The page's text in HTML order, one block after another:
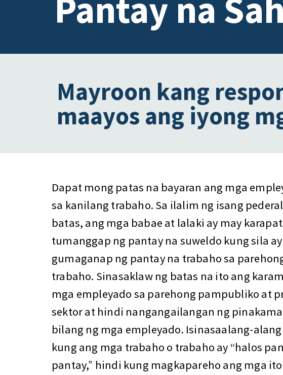
Pantay na
Mayroon kang
maayos ang iyong
Dapat mong patas na bayaran ang mga
sa kanilang trabaho. Sa ilalim ng isang
batas, ang mga babae at lalaki ay may
tumanggap ng pantay na suweldo kung sila ay
gumaganap ng pantay na trabaho sa
trabaho. Sinasaklaw ng batas na ito ang
mga empleyado sa parehong pampubliko at
sektor at hindi nangangailangan ng
bilang ng mga empleyado. Isinasaalang-
kung ang mga trabaho o trabaho ay “halos
pantay,” hindi kung magkapareho ang mga